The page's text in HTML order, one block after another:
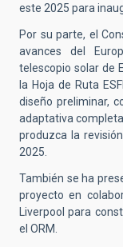
este 2025 para
Por su parte, el
avances del
telescopio solar de
la Hoja de Ruta
diseño preliminar,
adaptativa
produzca la
2025
También se ha
proyecto en
Liverpool para
el ORM.